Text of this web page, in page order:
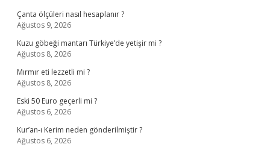
Çanta ölçüleri nasıl hesaplanır ?
Ağustos 9, 2026
Kuzu göbeği mantarı Türkiye’de yetişir mi ?
Ağustos 8, 2026
Mırmır eti lezzetli mi ?
Ağustos 8, 2026
Eski 50 Euro geçerli mi ?
Ağustos 6, 2026
Kur’an-ı Kerim neden gönderilmiştir ?
Ağustos 6, 2026